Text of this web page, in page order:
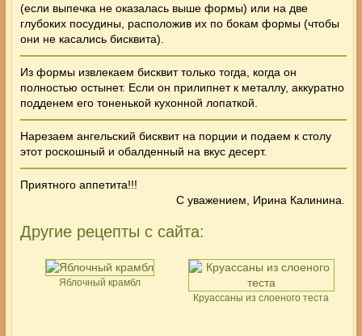
(если выпечка не оказалась выше формы) или на две
глубоких посудины, расположив их по бокам формы (чтобы
они не касались бисквита).
Из формы извлекаем бисквит только тогда, когда он
полностью остынет. Если он прилипнет к металлу, аккуратно
подденем его тоненькой кухонной лопаткой.
Нарезаем ангельский бисквит на порции и подаем к столу
этот роскошный и обалденный на вкус десерт.
Приятного аппетита!!!
С уважением, Ирина Калинина.
Другие рецепты с сайта:
Яблочный крамбл
Круассаны из слоеного теста